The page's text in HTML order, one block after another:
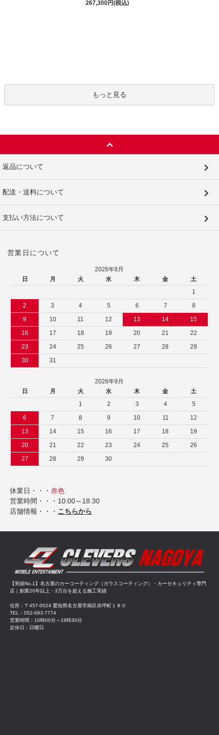
267,300円(税込)
もっと見る
返品について
配送・送料について
支払い方法について
営業日について
2026年8月
日
月 火 水 木 金
土
1
2
3 4 5 6 7
8
9
10 11 12 13 14
15
16
17 18 19 20 21
22
23
24 25 26 27 28
29
30
31
2026年9月
日
月 火 水 木 金
土
1
2 3 4
5
6
7 8 9 10 11
12
13
14 15 16 17 18
19
20
21 22 23 24 25
26
27
28 29 30
休業日・・・ 赤色
営業時間・・・10:00～18:30
店舗情報・・・ こちらから
【実績No.1】名古屋のカーコーティング（ガラスコーティング）・カーセキュリティ専門
店｜創業20年以上・3万台を超える施工実績
住所：〒457-0024 愛知県名古屋市南区赤坪町１８０
TEL：052-693-7774
営業時間：10時00分～18時30分
定休日：日曜日